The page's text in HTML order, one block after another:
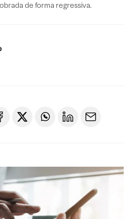
de forma regressiva.